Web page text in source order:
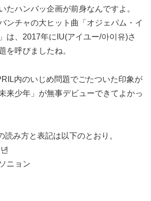
たハンバッ企画が前身なんですよ。
ンチャの大ヒット曲「オジェパム・イ
は、2017年にIU(アイユー/아이유)さ
を呼びましたね。
内のいじめ問題でごたついた印象が
来少年」が無事デビューできてよかっ
読み方と表記は以下のとおり。
ニョン